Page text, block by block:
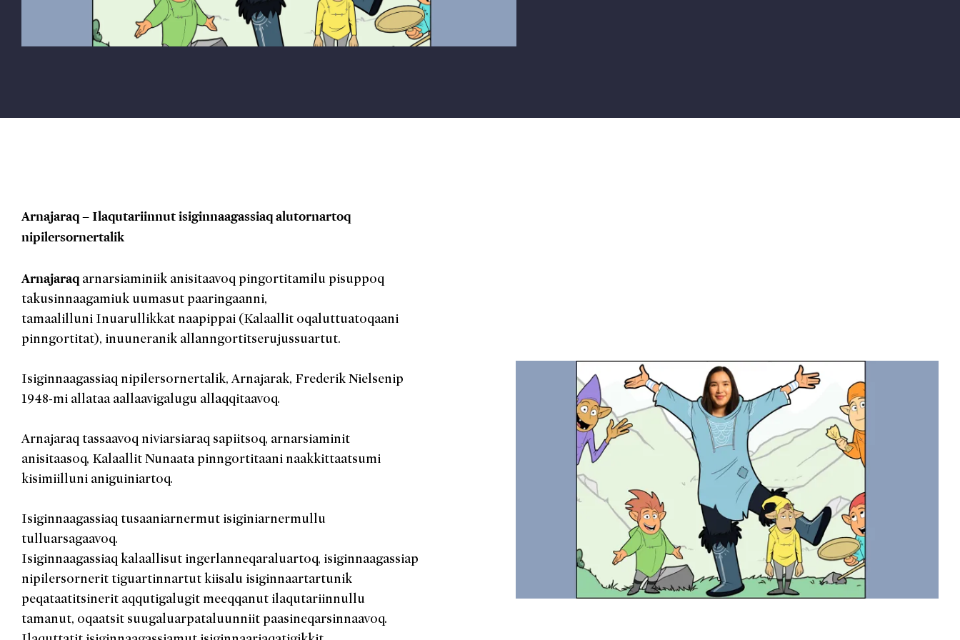
Arnajaraq – Ilaqutariinnut isiginnaagassiaq alutornartoq
nipilersornertalik
Arnajaraq arnarsiaminiik anisitaavoq pingortitamilu pisuppoq
takusinnaagamiuk uumasut paaringaanni,
tamaalilluni Inuarullikkat naapippai (Kalaallit oqaluttuatoqaani
pinngortitat), inuuneranik allanngortitserujussuartut.
Isiginnaagassiaq nipilersornertalik, Arnajarak, Frederik Nielsenip
1948-mi allataa aallaavigalugu allaqqitaavoq.
Arnajaraq tassaavoq niviarsiaraq sapiitsoq, arnarsiaminit
anisitaasoq, Kalaallit Nunaata pinngortitaani naakkittaatsumi
kisimiilluni aniguiniartoq.
Isiginnaagassiaq tusaaniarnermut isiginiarnermullu
tulluarsagaavoq.
Isiginnaagassiaq kalaallisut ingerlanneqaraluartoq, isiginnaagassiap
nipilersornerit tiguartinnartut kiisalu isiginnaartartunik
peqataatitsinerit aqqutigalugit meeqqanut ilaqutariinnullu
tamanut, oqaatsit suugaluarpataluunniit paasineqarsinnaavoq.